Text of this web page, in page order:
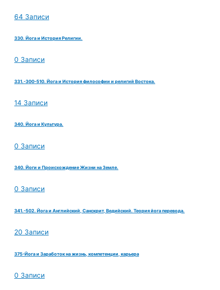
64 Записи
330. Йога и История Религии.
0 Записи
331.-300-510. Йога и История философии и религий Востока.
14 Записи
340. Йога и Культура.
0 Записи
340. Йоги и Происхождение Жизни на Земле.
0 Записи
341.-502. Йога и Английский, Санскрит, Ведийский. Теория йога перевода.
20 Записи
375-Йога и Заработок на жизнь, компетенции, карьера
0 Записи